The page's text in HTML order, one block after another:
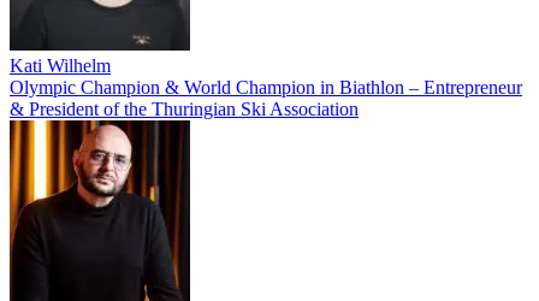
Kati Wilhelm
Olympic Champion & World Champion in Biathlon – Entrepreneur
& President of the Thuringian Ski Association